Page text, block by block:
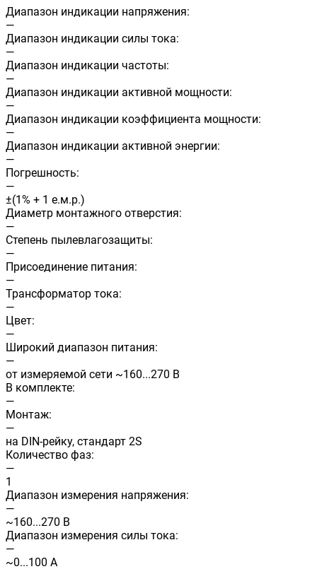
Диапазон индикации напряжения:
—
Диапазон индикации силы тока:
—
Диапазон индикации частоты:
—
Диапазон индикации активной мощности:
—
Диапазон индикации коэффициента мощности:
—
Диапазон индикации активной энергии:
—
Погрешность:
—
±(1% + 1 е.м.р.)
Диаметр монтажного отверстия:
—
Степень пылевлагозащиты:
—
Присоединение питания:
—
Трансформатор тока:
—
Цвет:
—
Широкий диапазон питания:
—
от измеряемой сети ~160...270 В
В комплекте:
—
Монтаж:
—
на DIN-рейку, стандарт 2S
Количество фаз:
—
1
Диапазон измерения напряжения:
—
~160...270 В
Диапазон измерения силы тока:
—
~0...100 А